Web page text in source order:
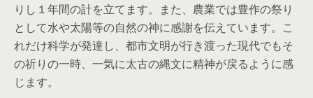
りし１年間の計を立てます。また、農業では豊作の祭り
として水や太陽等の自然の神に感謝を伝えています。こ
れだけ科学が発達し、都市文明が行き渡った現代でもそ
の祈りの一時、一気に太古の縄文に精神が戻るように感
じます。